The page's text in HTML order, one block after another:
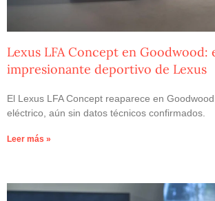
Lexus LFA Concept en Goodwood:
impresionante deportivo de Lexus
El Lexus LFA Concept reaparece en
eléctrico, aún sin datos técnicos confirmados.
Leer más »